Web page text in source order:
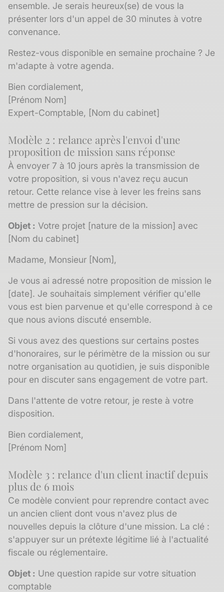
ensemble. Je serais heureux(se) de vous la
présenter lors d'un appel de 30 minutes à votre
convenance.
Restez-vous disponible en semaine prochaine ? Je
m'adapte à votre agenda.
Bien cordialement,
[Prénom Nom]
Expert-Comptable, [Nom du cabinet]
Modèle 2 : relance après l'envoi d'une
proposition de mission sans réponse
À envoyer 7 à 10 jours après la transmission de
votre proposition, si vous n'avez reçu aucun
retour. Cette relance vise à lever les freins sans
mettre de pression sur la décision.
Objet : Votre projet [nature de la mission] avec
[Nom du cabinet]
Madame, Monsieur [Nom],
Je vous ai adressé notre proposition de mission le
[date]. Je souhaitais simplement vérifier qu'elle
vous est bien parvenue et qu'elle correspond à ce
que nous avions discuté ensemble.
Si vous avez des questions sur certains postes
d'honoraires, sur le périmètre de la mission ou sur
notre organisation au quotidien, je suis disponible
pour en discuter sans engagement de votre part.
Dans l'attente de votre retour, je reste à votre
disposition.
Bien cordialement,
[Prénom Nom]
Modèle 3 : relance d'un client inactif depuis
plus de 6 mois
Ce modèle convient pour reprendre contact avec
un ancien client dont vous n'avez plus de
nouvelles depuis la clôture d'une mission. La clé :
s'appuyer sur un prétexte légitime lié à l'actualité
fiscale ou réglementaire.
Objet : Une question rapide sur votre situation
comptable